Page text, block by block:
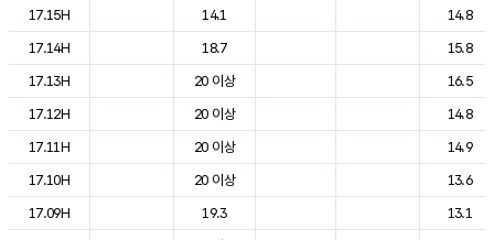
17.15H
14.1
14.8
17.14H
18.7
15.8
17.13H
20 이상
16.5
17.12H
20 이상
14.8
17.11H
20 이상
14.9
17.10H
20 이상
13.6
17.09H
19.3
13.1